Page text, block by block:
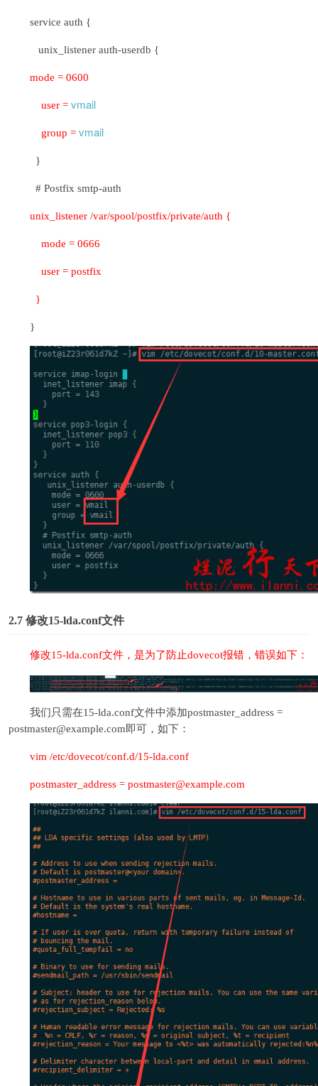
service auth {
unix_listener auth-userdb {
mode = 0600
user = vmail
group = vmail
}
# Postfix smtp-auth
unix_listener /var/spool/postfix/private/auth {
mode = 0666
user = postfix
}
}
2.7 修改15-lda.conf文件
修改15-lda.conf文件，是为了防止dovecot报错，错误如下：
我们只需在15-lda.conf文件中添加postmaster_address =
postmaster@example.com即可，如下：
vim /etc/dovecot/conf.d/15-lda.conf
postmaster_address = postmaster@example.com